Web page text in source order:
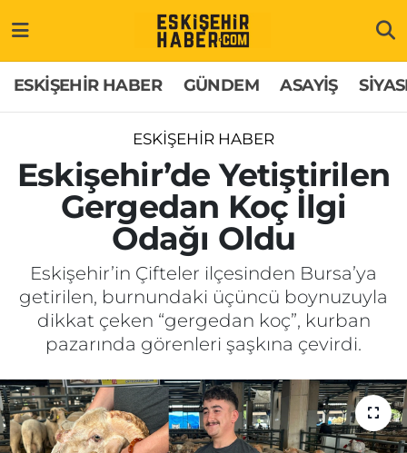
ESKİŞEHİR HABER GÜNDEM ASAYİŞ
ESKİŞEHİR HABER
Eskişehir’de Yetiştirilen
Gergedan Koç İlgi
Odağı Oldu
Eskişehir’in Çifteler ilçesinden Bursa’ya
getirilen, burnundaki üçüncü boynuzuyla
dikkat çeken “gergedan koç”, kurban
pazarında görenleri şaşkına çevirdi.
GÜNDEM
ASAYİŞ
SİYASET
EKONOMİ
SAĞLIK
EĞİTİM
SPOR
MAGAZİN
Hakkımızda
İletişim
Künye
Odunpazarı Trafik Yoğunluk Haritası
Süper Lig Puan Durumu ve Fikstür
Tüm Manşetler
Son Dakika Haberleri
Haber Arşivi